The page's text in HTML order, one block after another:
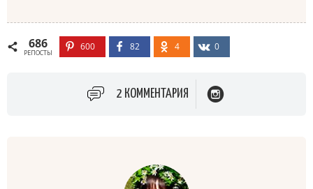
686
РЕПОСТЫ
600 82 4 0
2 КОММЕНТАРИЯ